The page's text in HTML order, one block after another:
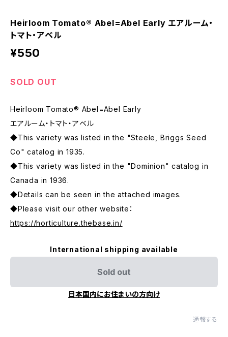
Heirloom Tomato® Abel=Abel Early エアルーム・
トマト・アベル
¥550
SOLD OUT
Heirloom Tomato® Abel=Abel Early
エアルーム・トマト・アベル
◆This variety was listed in the "Steele, Briggs Seed
Co" catalog in 1935.
◆This variety was listed in the "Dominion" catalog in
Canada in 1936.
◆Details can be seen in the attached images.
◆Please visit our other website：
https://horticulture.thebase.in/
International shipping available
Sold out
日本国内にお住まいの方向け
通報する